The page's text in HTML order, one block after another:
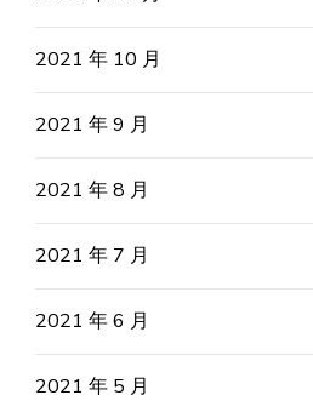
2021 年 10 月
2021 年 9 月
2021 年 8 月
2021 年 7 月
2021 年 6 月
2021 年 5 月